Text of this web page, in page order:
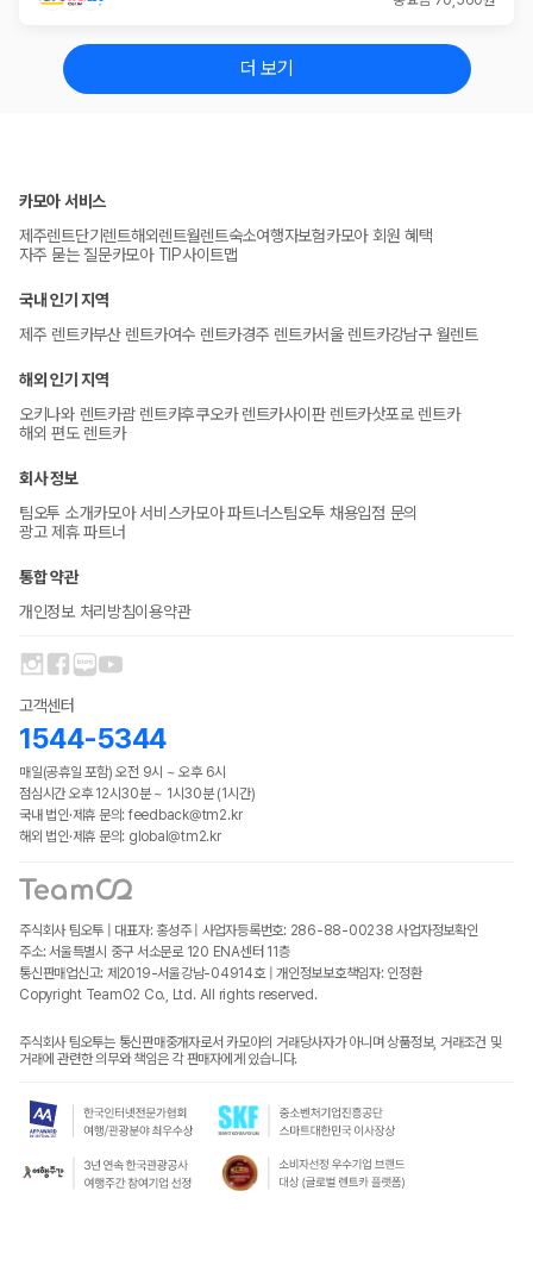
더 보기
카모아 서비스
제주렌트단기렌트해외렌트월렌트숙소여행자보험카모아 회원 혜택
자주 묻는 질문카모아 TIP사이트맵
국내 인기 지역
제주 렌트카부산 렌트카여수 렌트카경주 렌트카서울 렌트카강남구 월렌트
해외 인기 지역
오키나와 렌트카괌 렌트카후쿠오카 렌트카사이판 렌트카삿포로 렌트카
해외 편도 렌트카
회사 정보
팀오투 소개카모아 서비스카모아 파트너스팀오투 채용입점 문의
광고 제휴 파트너
통합 약관
개인정보 처리방침이용약관
고객센터
1544-5344
매일(공휴일 포함) 오전 9시 ~ 오후 6시
점심시간 오후 12시30분 ~ 1시30분 (1시간)
국내 법인·제휴 문의: feedback@tm2.kr
해외 법인·제휴 문의: global@tm2.kr
주식회사 팀오투 | 대표자: 홍성주 | 사업자등록번호: 286-88-00238 사업자정보확인
주소: 서울특별시 중구 서소문로 120 ENA센터 11층
통신판매업신고: 제2019-서울강남-04914호 | 개인정보보호책임자: 인정환
Copyright TeamO2 Co., Ltd. All rights reserved.
주식회사 팀오투는 통신판매중개자로서 카모아의 거래당사자가 아니며 상품정보, 거래조건 및
거래에 관련한 의무와 책임은 각 판매자에게 있습니다.